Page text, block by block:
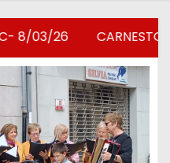
CARNESTOLTES- 28/